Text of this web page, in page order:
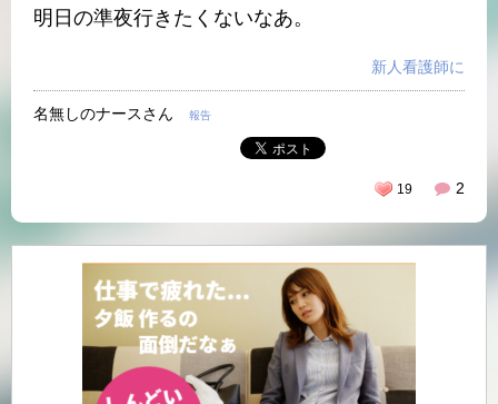
明日の準夜行きたくないなあ。
新人看護師に
名無しのナースさん 報告
2
19